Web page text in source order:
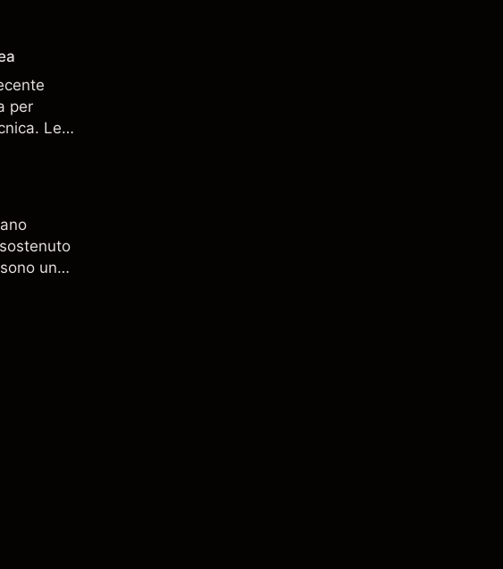
futuri.
per
Le
futuri.
un